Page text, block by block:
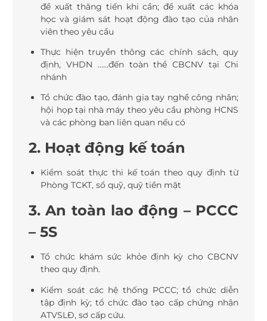
đề xuất thăng tiến khi cần; đề xuất các khóa
học và giám sát hoạt động đào tạo của nhân
viên theo yêu cầu
Thực hiện truyền thông các chính sách, quy
định, VHDN ……đến toàn thể CBCNV tại Chi
nhánh
Tổ chức đào tạo, đánh gia tay nghề công nhân;
hội họp tại nhà máy theo yêu cầu phòng HCNS
và các phòng ban liên quan nếu có
2. Hoạt động kế toán
Kiểm soát thực thi kế toán theo quy định từ
Phòng TCKT, sổ quỹ, quỹ tiền mặt
3. An toàn lao động – PCCC
– 5S
Tổ chức khám sức khỏe định kỳ cho CBCNV
theo quy định.
Kiểm soát các hệ thống PCCC; tổ chức diễn
tập định kỳ; tổ chức đào tạo cấp chứng nhận
ATVSLĐ, sơ cấp cứu.